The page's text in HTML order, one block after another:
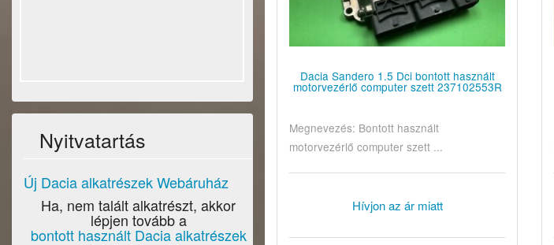
Dacia Sandero 1.5 Dci bontott használt
motorvezérlő computer szett 237102553R
Megnevezés: Bontott használt
motorvezérlő computer szett ...
Hívjon az ár miatt
Nyitvatartás
Új Dacia alkatrészek Webáruház
Ha, nem talált alkatrészt, akkor
lépjen tovább a
bontott használt Dacia alkatrészek